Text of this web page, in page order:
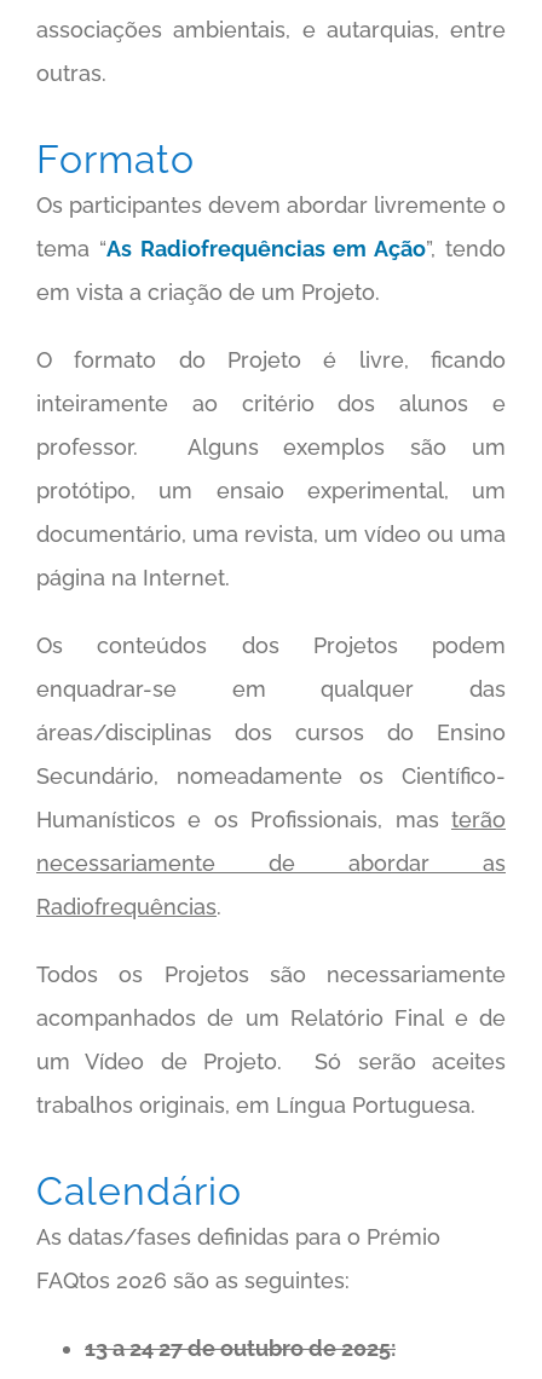
associações ambientais, e autarquias, entre
outras.
Formato
Os participantes devem abordar livremente o
tema “As Radiofrequências em Ação”, tendo
em vista a criação de um Projeto.
O formato do Projeto é livre, ficando
inteiramente ao critério dos alunos e
professor. Alguns exemplos são um
protótipo, um ensaio experimental, um
documentário, uma revista, um vídeo ou uma
página na Internet.
Os conteúdos dos Projetos podem
enquadrar-se em qualquer das
áreas/disciplinas dos cursos do Ensino
Secundário, nomeadamente os Científico-
Humanísticos e os Profissionais, mas terão
necessariamente de abordar as
Radiofrequências.
Todos os Projetos são necessariamente
acompanhados de um Relatório Final e de
um Vídeo de Projeto. Só serão aceites
trabalhos originais, em Língua Portuguesa.
Calendário
As datas/fases definidas para o Prémio
FAQtos 2026 são as seguintes:
13 a 24 27 de outubro de 2025: